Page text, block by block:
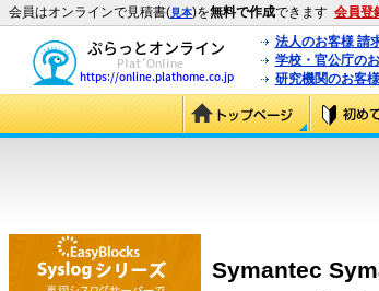
会員はオンラインで見積書(見本)を無料で作成できます 会員登
法人のお客様 請
学校・官公庁の
研究機関のお客
Symantec